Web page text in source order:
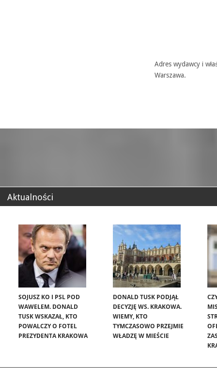
Adres wydawcy i
Warszawa.
Aktualności
SOJUSZ KO I PSL POD
WAWELEM. DONALD
TUSK WSKAZAŁ, KTO
POWALCZY O FOTEL
PREZYDENTA KRAKOWA
DONALD TUSK PODJĄŁ
DECYZJĘ WS. KRAKOWA.
WIEMY, KTO
TYMCZASOWO PRZEJMIE
WŁADZĘ W MIEŚCIE